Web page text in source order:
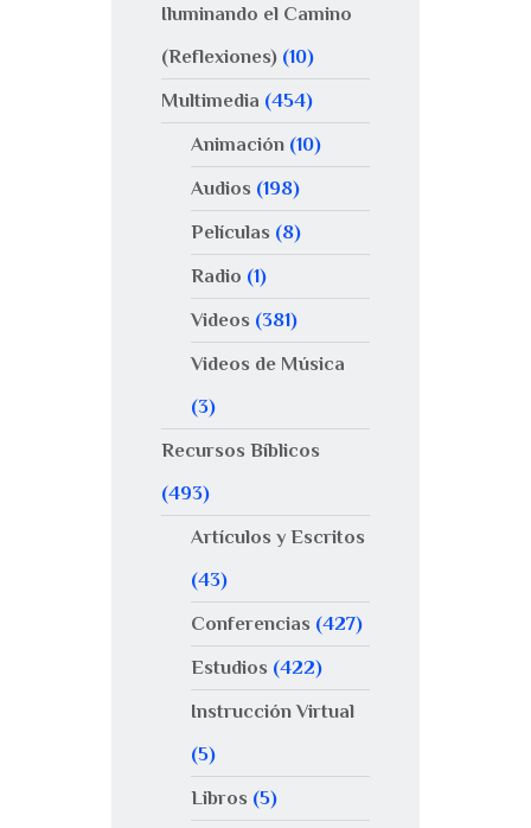
Iluminando el Camino
(Reflexiones) (10)
Multimedia (454)
Animación(10)
Audios (198)
Películas (8)
Radio (1)
Videos (381)
Videos de Música
(3)
Recursos Bíblicos
(493)
Artículos y Escritos
(43)
Conferencias (427)
Estudios (422)
Instrucción Virtual
(5)
Libros (5)